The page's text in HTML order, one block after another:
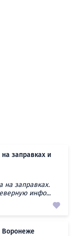
заправках и
на заправках.
инфо...
Воронеже